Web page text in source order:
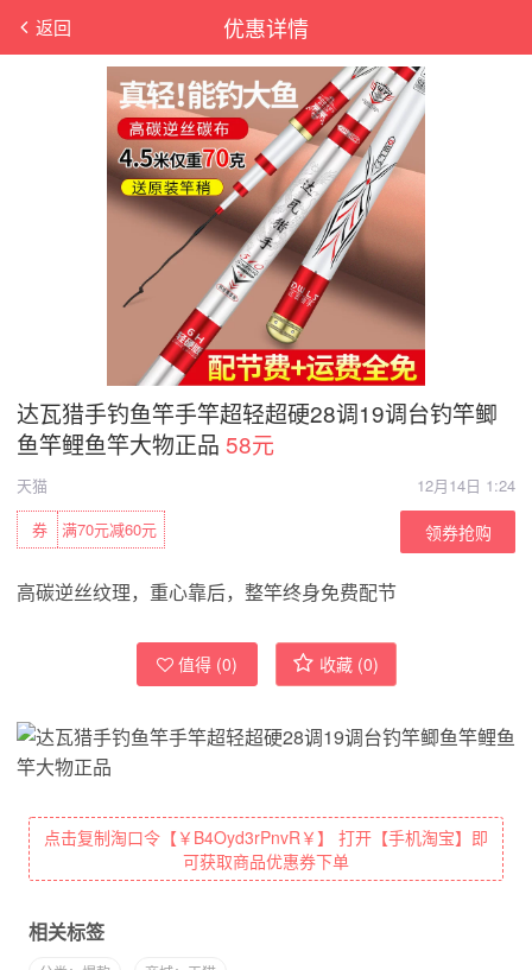
优惠详情
返回
达瓦猎手钓鱼竿手竿超轻超硬28调19调台钓竿鲫
鱼竿鲤鱼竿大物正品 58元
天猫
12月14日 1:24
满70元减60元
券 领券抢购
高碳逆丝纹理，重心靠后，整竿终身免费配节
值得 (0) 收藏 (0)
点击复制淘口令【￥B4Oyd3rPnvR￥】 打开【手机淘宝】即
可获取商品优惠券下单
相关标签